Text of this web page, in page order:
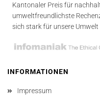
Kantonaler Preis für
umweltfreundlichste
sich stark für unsere Umwelt
INFORMATIONEN
Impressum